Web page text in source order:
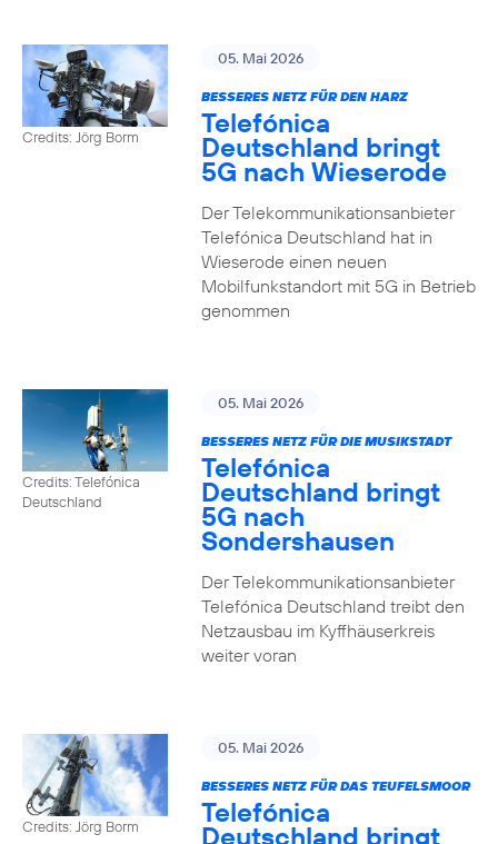
Credits: Jörg Borm
05. Mai 2026
BESSERES NETZ FÜR DEN HARZ
Telefónica
Deutschland bringt
5G nach Wieserode
Der Telekommunikationsanbieter
Telefónica Deutschland hat in
Wieserode einen neuen
Mobilfunkstandort mit 5G in Betrieb
genommen
Credits: Telefónica
Deutschland
05. Mai 2026
BESSERES NETZ FÜR DIE MUSIKSTADT
Telefónica
Deutschland bringt
5G nach
Sondershausen
Der Telekommunikationsanbieter
Telefónica Deutschland treibt den
Netzausbau im Kyffhäuserkreis
weiter voran
Credits: Jörg Borm
05. Mai 2026
BESSERES NETZ FÜR DAS TEUFELSMOOR
Telefónica
Deutschland bringt